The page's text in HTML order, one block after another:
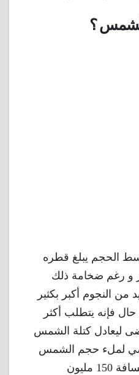
؟
الحجم يبلغ قطره
و رغم ضخامة ذلك
من النجوم أكبر بكثير
فإنه يتطلب أكثر
أرضى ليعادل كتلة الشمس
أرضي لملء حجم الشمس
و هى تبعد عن كوكبنا مسافة 150 مليون